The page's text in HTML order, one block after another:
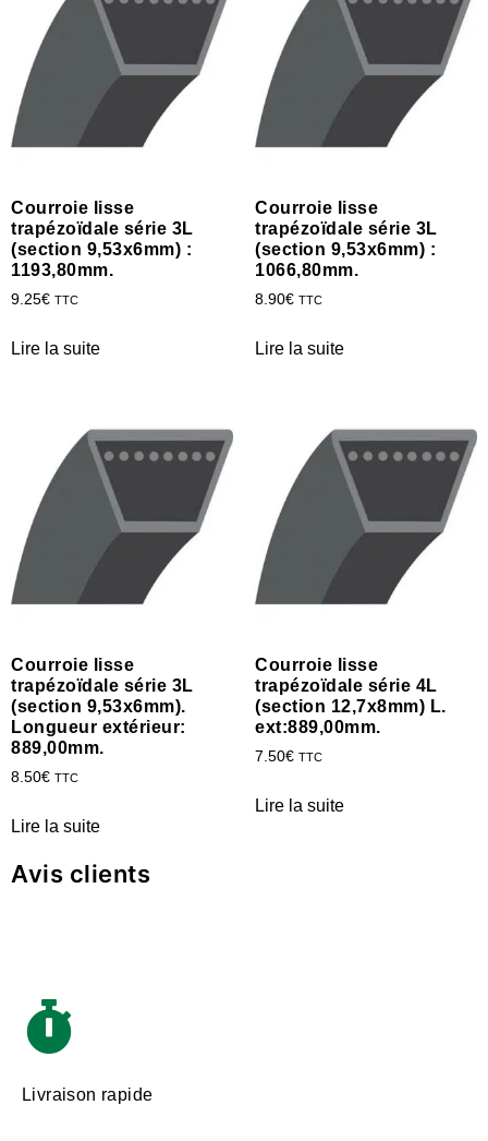
Courroie lisse
trapézoïdale série 3L
(section 9,53x6mm) :
1193,80mm.
9.25€ TTC
Lire la suite
Courroie lisse
trapézoïdale série 3L
(section 9,53x6mm) :
1066,80mm.
8.90€ TTC
Lire la suite
Courroie lisse
trapézoïdale série 3L
(section 9,53x6mm).
Longueur extérieur:
889,00mm.
8.50€ TTC
Lire la suite
Courroie lisse
trapézoïdale série 4L
(section 12,7x8mm) L.
ext:889,00mm.
7.50€ TTC
Lire la suite
Avis clients
Livraison rapide